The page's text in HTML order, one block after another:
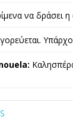
να δράσει